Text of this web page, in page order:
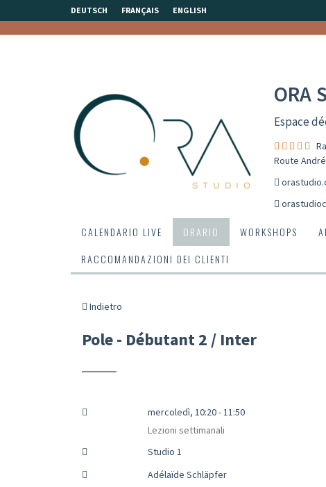
DEUTSCH FRANÇAIS ENGLISH
ORA
Espace
Route
CALENDARIO LIVE ORARIO WORKSHOPS
RACCOMANDAZIONI DEI CLIENTI
Indietro
Pole - Débutant 2 / Inter
mercoledì, 10:20 - 11:50
Lezioni settimanali
Studio 1
Adélaïde Schläpfer